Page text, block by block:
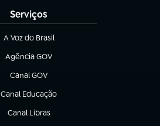
Serviços
A Voz do Brasil
(abre em nova aba)
Agência GOV
(abre em nova aba)
Canal GOV
(abre em nova aba)
Canal Educação
(abre em nova aba)
Canal Libras
(abre em nova aba)